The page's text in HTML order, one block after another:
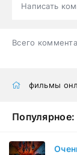
Написать
Всего
фильмы
Популярное: